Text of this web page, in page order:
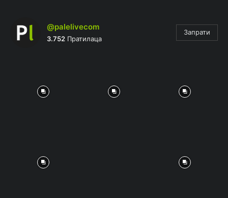
@palelivecom
3.752 Пратилаца
Запрати